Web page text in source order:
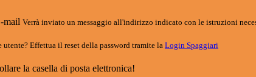
mail Verrà inviato un messaggio all'indirizzo indicato con le istruzioni
utente? Effettua il reset della password tramite la Login Spaggiari
la casella di posta elettronica!